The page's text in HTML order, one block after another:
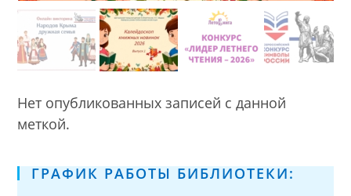
Нет опубликованных записей с данной
меткой.
ГРАФИК РАБОТЫ БИБЛИОТЕКИ: